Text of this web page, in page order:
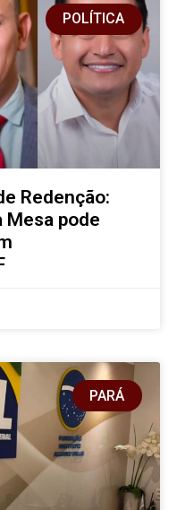
POLÍTICA
Redenção:
Mesa pode
PARÁ